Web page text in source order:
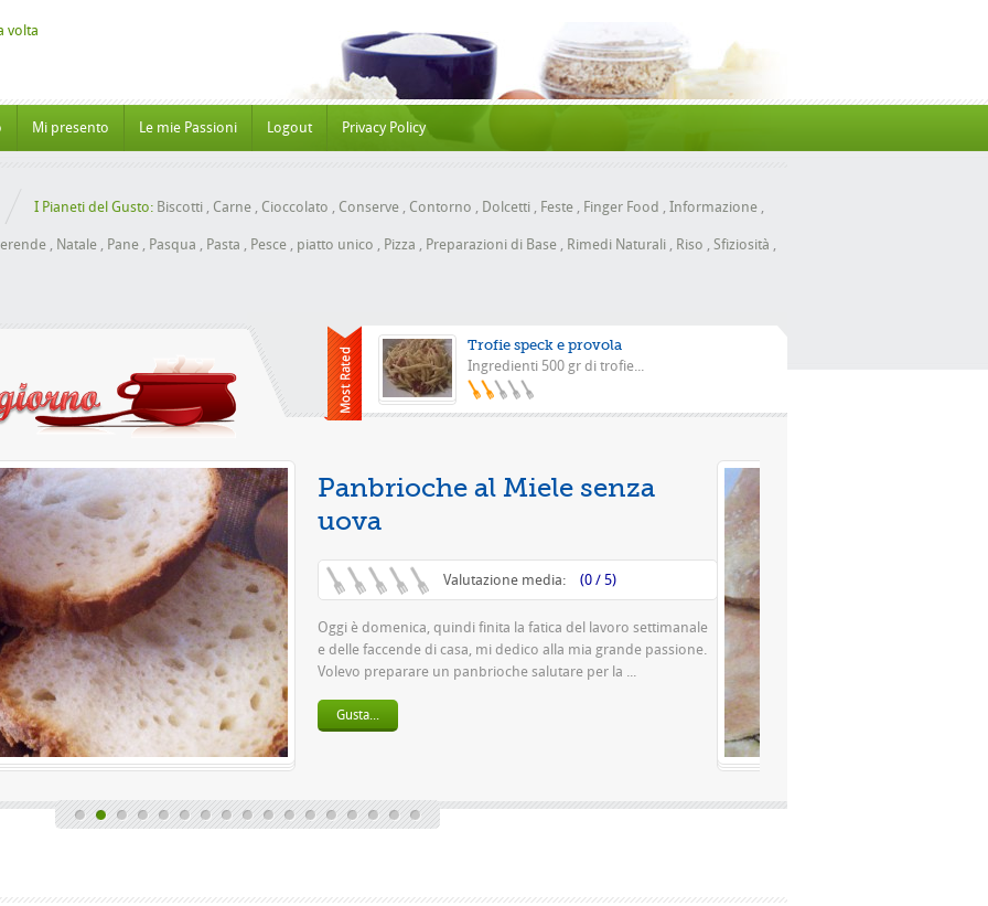
Mi presento Le mie Passioni Logout Privacy Policy
I Pianeti del Gusto: Biscotti , Carne , Cioccolato , Conserve , Contorno , Dolcetti , Feste , Finger Food , Informazione ,
, Natale , Pane , Pasqua , Pasta , Pesce , piatto unico , Pizza , Preparazioni di Base , Rimedi Naturali , Riso , Sfiziosità ,
Trofie speck e provola
Ingredienti 500 gr di trofie...
Pizza con la scarola
Valutazione media:
Questa è una pizza famosissima a Napoli Ingredienti Per la
pasta 500 g di farina rimacinata a pietra 0 10 g di lievito di